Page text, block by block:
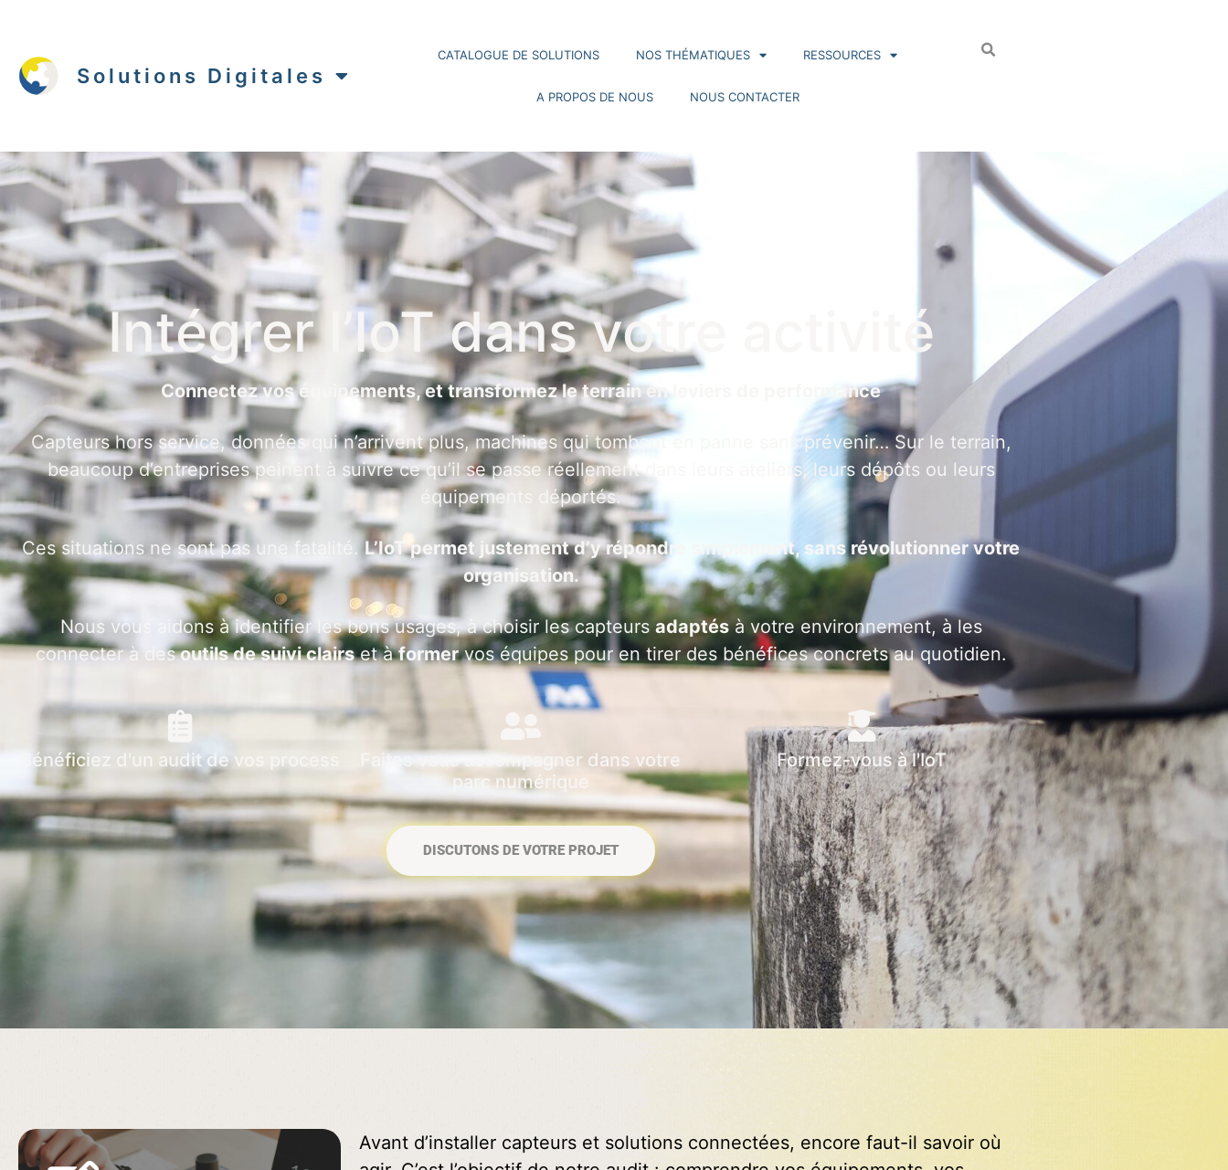
Solutions Digitales
CATALOGUE DE SOLUTIONS NOS THÉMATIQUES RESSOURCES
A PROPOS DE NOUS NOUS CONTACTER
Intégrer l’IoT dans votre activité
Connectez vos équipements, et transformez le terrain en leviers de performance
Capteurs hors service, données qui n’arrivent plus, machines qui tombent en panne sans prévenir… Sur le terrain,
beaucoup d’entreprises peinent à suivre ce qu’il se passe réellement dans leurs ateliers, leurs dépôts ou leurs
équipements déportés.
Ces situations ne sont pas une fatalité. L’IoT permet justement d’y répondre simplement, sans révolutionner votre
organisation.
Nous vous aidons à identifier les bons usages, à choisir les capteursadaptésà votre environnement, à les
connecter à desoutils de suivi clairset àformervos équipes pour en tirer des bénéfices concrets au quotidien.
Bénéficiez d'un audit de vos process
Faites vous accompagner dans votre
parc numérique
Formez-vous à l'IoT
DISCUTONS DE VOTRE PROJET
Avant d’installer capteurs et solutions connectées, encore faut-il savoir où